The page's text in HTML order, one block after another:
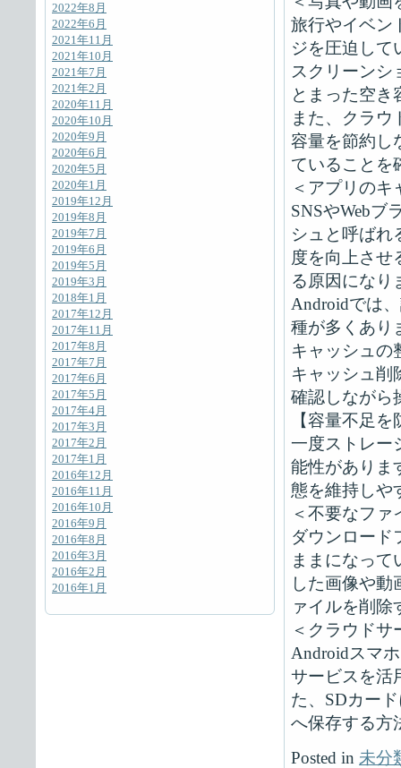
2022年8月
2022年6月
2021年11月
2021年10月
2021年7月
2021年2月
2020年11月
2020年10月
2020年9月
2020年6月
2020年5月
2020年1月
2019年12月
2019年8月
2019年7月
2019年6月
2019年5月
2019年3月
2018年1月
2017年12月
2017年11月
2017年8月
2017年7月
2017年6月
2017年5月
2017年4月
2017年3月
2017年2月
2017年1月
2016年12月
2016年11月
2016年10月
2016年9月
2016年8月
2016年3月
2016年2月
2016年1月
旅行やイベン
ジを圧迫して
スクリーンシ
とまった空き
また、クラ
容量を節約し
ていることを
＜アプリの
SNSやWebブ
シュと呼ばれ
度を向上させ
る原因になり
Androidでは
種が多くあり
キャッシュの
キャッシュ削
確認しながら
【容量不足
一度ストレー
能性がありま
態を維持しや
＜不要なフ
ダウンロード
ままになっ
した画像や
ァイルを削除
＜クラウド
Androidスマ
サービスを活
た、SDカー
へ保存する方
Posted in 未分